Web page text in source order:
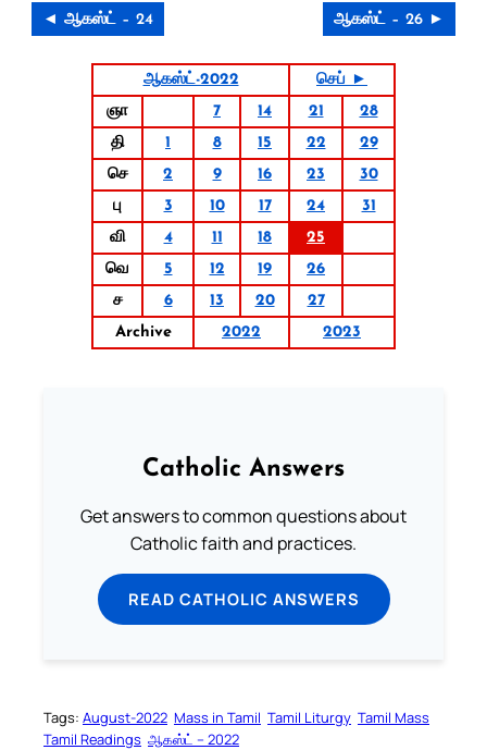
◄ ஆகஸ்ட் – 24 ஆகஸ்ட் – 26 ►
ஆகஸ்ட்-2022
செப் ►
ஞா
7 14 21
28
தி
1 8 15 22
29
செ
2 9 16 23
30
பு
3 10 17 24
31
வி
4 11 18
25
வெ
5 12 19
26
ச
6 13 20
27
Archive
2022 2023
Catholic Answers
Get answers to common questions about
Catholic faith and practices.
READ CATHOLIC ANSWERS
Tags: August-2022 Mass in Tamil Tamil Liturgy Tamil Mass
Tamil Readings ஆகஸ்ட் – 2022